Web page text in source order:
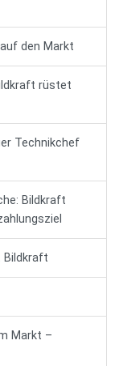
den Markt
rüstet
Technikchef
Bildkraft
Bildkraft
Markt –